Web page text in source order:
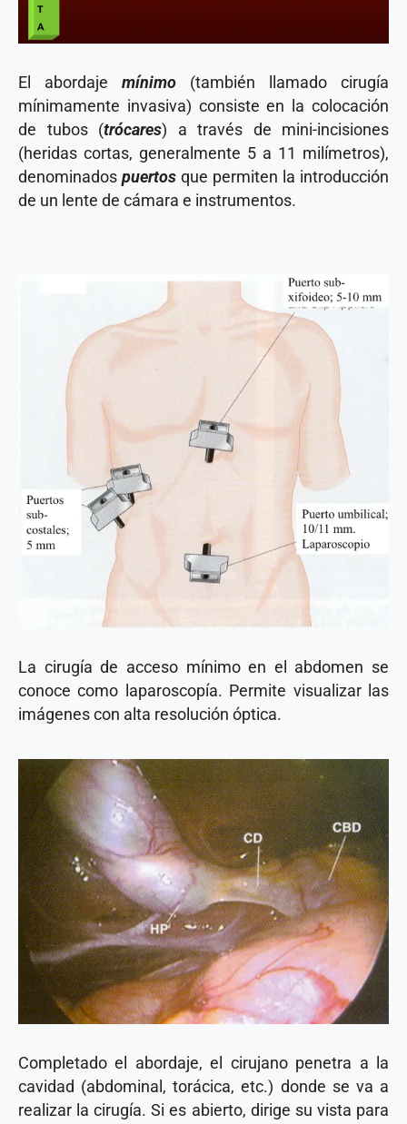
El abordaje mínimo (también llamado cirugía
mínimamente invasiva) consiste en la colocación
de tubos (trócares) a través de mini-incisiones
(heridas cortas, generalmente 5 a 11 milímetros),
denominados puertos que permiten la introducción
de un lente de cámara e instrumentos.
La cirugía de acceso mínimo en el abdomen se
conoce como laparoscopía. Permite visualizar las
imágenes con alta resolución óptica.
Completado el abordaje, el cirujano penetra a la
cavidad (abdominal, torácica, etc.) donde se va a
realizar la cirugía. Si es abierto, dirige su vista para